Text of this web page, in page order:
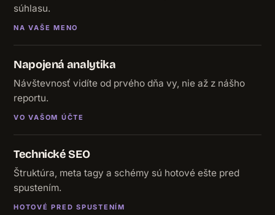
súhlasu.
NA VAŠE MENO
Napojená analytika
Návštevnosť vidíte od prvého dňa vy, nie až z nášho
reportu.
VO VAŠOM ÚČTE
Technické SEO
Štruktúra, meta tagy a schémy sú hotové ešte pred
spustením.
HOTOVÉ PRED SPUSTENÍM